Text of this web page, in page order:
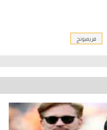
فريمبونج